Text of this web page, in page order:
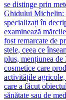
se distinge prin
Ghidului Michelin:
specializați în
examinează
fost remarcate de
stele, ceea ce
plus, mențiunea de
cosmetice care
activitățile
care a făcut
sănătate sau de